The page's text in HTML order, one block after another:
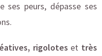
ses peurs, dépasse ses
rigolotes et très